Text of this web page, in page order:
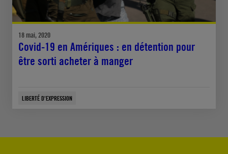
18 mai, 2020
Covid-19 en Amériques : en détention pour
être sorti acheter à manger
LIBERTÉ D'EXPRESSION